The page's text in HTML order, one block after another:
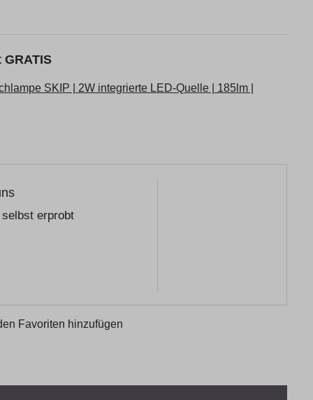
SKIP | 2W integrierte LED-Quelle | 185lm |
erprobt
Favoriten hinzufügen